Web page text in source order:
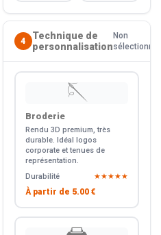
4
Technique de
personnalisation
Non
sélectionné
🪡
Broderie
Rendu 3D premium, très
durable. Idéal logos
corporate et tenues de
représentation.
Durabilité
★★★★★
À partir de 5.00 €